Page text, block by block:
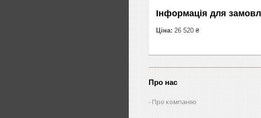
Інформація для
Ціна: 26 520 ₴
Про нас
Про компанію